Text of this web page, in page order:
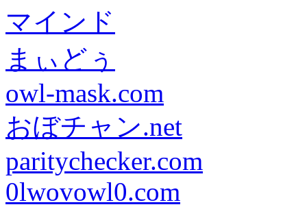
マインド
まぃどぅ
owl-mask.com
おぼチャン.net
paritychecker.com
0lwovowl0.com